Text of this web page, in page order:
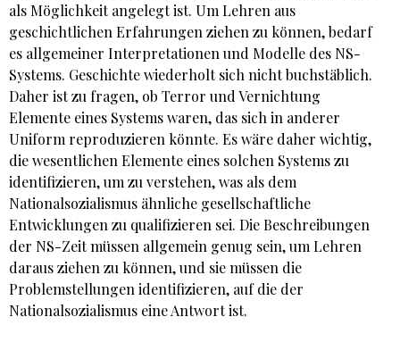
als Möglichkeit angelegt ist. Um Lehren aus
geschichtlichen Erfahrungen ziehen zu können, bedarf
es allgemeiner Interpretationen und Modelle des NS-
Systems. Geschichte wiederholt sich nicht buchstäblich.
Daher ist zu fragen, ob Terror und Vernichtung
Elemente eines Systems waren, das sich in anderer
Uniform reproduzieren könnte. Es wäre daher wichtig,
die wesentlichen Elemente eines solchen Systems zu
identifizieren, um zu verstehen, was als dem
Nationalsozialismus ähnliche gesellschaftliche
Entwicklungen zu qualifizieren sei. Die Beschreibungen
der NS-Zeit müssen allgemein genug sein, um Lehren
daraus ziehen zu können, und sie müssen die
Problemstellungen identifizieren, auf die der
Nationalsozialismus eine Antwort ist.